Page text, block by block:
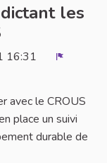
les
16:31
avec le CROUS
place un suivi
durable de